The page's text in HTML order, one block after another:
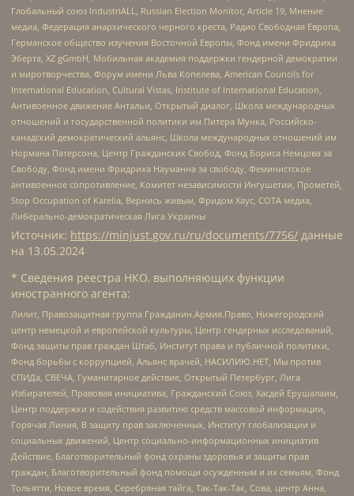
Глобальный союз IndustriALL, Russian Election Monitor, Article 19, Мнение
медиа, Федерация анархического черного креста, Радио Свободная Европа,
Германское общество изучения Восточной Европы, Фонд имени Фридриха
Эберта, XZ gGmbH, Мобильная академия поддержки гендерной демократии
и миротворчества, Форум имени Льва Копелева, American Councils for
International Education, Cultural Vistas, Institute of International Education,
Антивоенное движение Антальи, Открытый диалог, Школа международных
отношений и государственной политики им Питера Мунка, Российско-
канадский демократический альянс, Школа международных отношений им
Нормана Патерсона, Центр Гражданских Свобод, Фонд Бориса Немцова за
Свободу, Фонд имени Фридриха Науманна за свободу, Феминистское
антивоенное сопротивление, Комитет независимости Ингушетии, Прометей,
Stop Occupation of Karelia, Вернись живым, Фридом Хаус, СОТА медиа,
Либерально-демократическая Лига Украины
Источник: https://minjust.gov.ru/ru/documents/7756/ данные
на 13.05.2024
* Сведения реестра НКО, выполняющих функции
иностранного агента:
Лилит, Правозащитная группа Гражданин.Армия.Право, Нижегородский
центр немецкой и европейской культуры, Центр гендерных исследований,
Фонд защиты прав граждан Штаб, Институт права и публичной политики,
Фонд борьбы с коррупцией, Альянс врачей, НАСИЛИЮ.НЕТ, Мы против
СПИДа, СВЕЧА, Гуманитарное действие, Открытый Петербург, Лига
Избирателей, Правовая инициатива, Гражданский Союз, Хасдей Ерушалаим,
Центр поддержки и содействия развитию средств массовой информации,
Горячая Линия, В защиту прав заключенных, Институт глобализации и
социальных движений, Центр социально-информационных инициатив
Действие, Благотворительный фонд охраны здоровья и защиты прав
граждан, Благотворительный фонд помощи осужденным и их семьям, Фонд
Тольятти, Новое время, Серебряная тайга, Так-Так-Так, Сова, центр Анна,